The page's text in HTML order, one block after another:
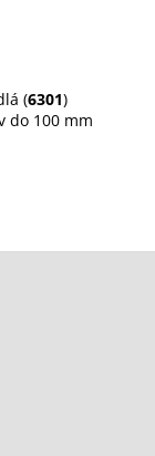
(6301)
do 100 mm